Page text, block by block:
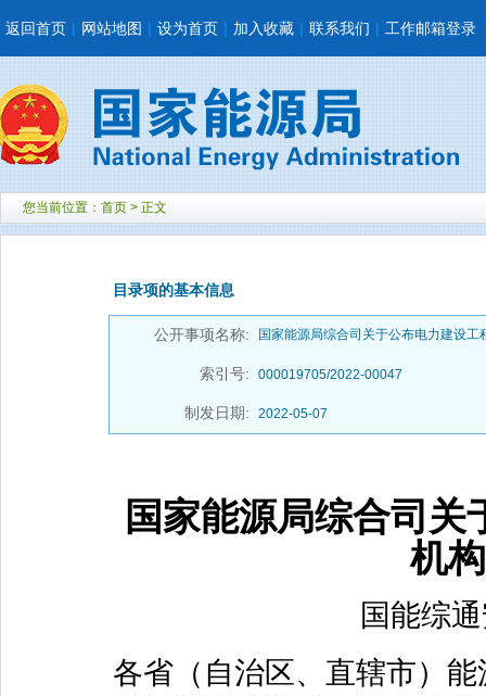
返回首页 | 网站地图 | 设为首页 | 加入收藏 | 联系我们 | 工作邮箱登录
您当前位置： 首页 > 正文
目录项的基本信息
公开事项名称: 国家能源局综合司关于公布电力建设
索引号: 000019705/2022-00047
制发日期: 2022-05-07
国家能源局综合司关
机
国能综
各省（自治区、直辖市）